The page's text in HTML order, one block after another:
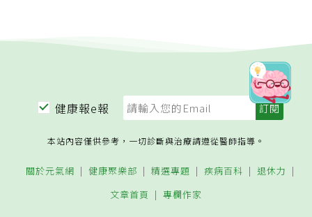
健康報e報
本站內容僅供參考，一切診斷與治療請遵從醫師指導。
關於元氣網 健康聚樂部 精選專題 疾病百科
退休力
文章首頁
專欄作家